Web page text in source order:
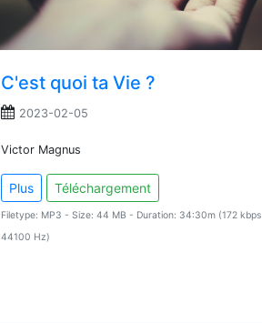
C'est quoi ta Vie ?
2023-02-05
Victor Magnus
Plus Téléchargement
Filetype: MP3 - Size: 44 MB - Duration: 34:30m (172 kbps
44100 Hz)